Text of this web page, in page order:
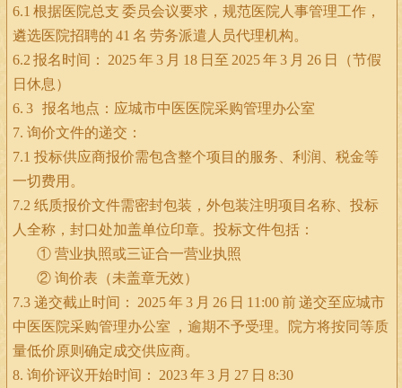
6.1 根据医院总支 委员会议要求，规范医院人事管理工作，
遴选医院招聘的 41 名 劳务派遣人员代理机构。
6.2 报名时间： 2025年3 月 18 日至 2025年3 月 26 日（节假
日休息）
6. 3
报名地点：应城市中医医院采购管理办公室
7.询价文件的递交：
7.1投标供应商报价需包含整个项目的服务、利润、税金等
一切费用。
7.2纸质报价文件需密封包装，外包装注明项目名称、投标
人全称，封口处加盖单位印章。投标文件包括：
① 营业执照或三证合一营业执照
② 询价表（未盖章无效）
7.3递交截止时间： 2025年3 月 26 日 11:00前递交至应城市
中医医院采购管理办公室
，逾期不予受理。院方将按同等质
量低价原则确定成交供应商。
8.询价评议开始时间： 2023年3 月 27 日 8:30